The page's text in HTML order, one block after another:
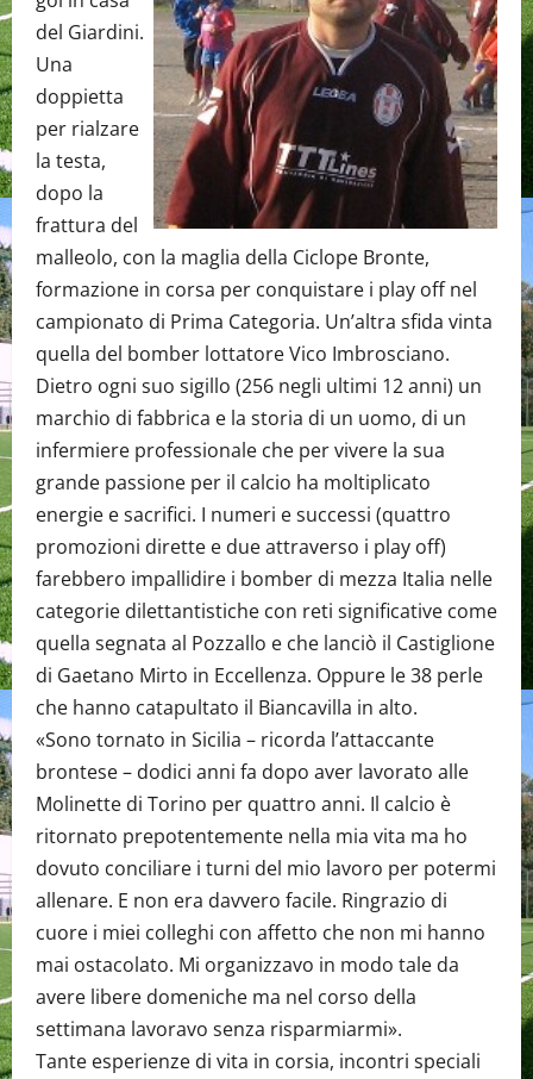
del Giardini.
Una
doppietta
per rialzare
la testa,
dopo la
frattura del
malleolo, con la maglia della Ciclope Bronte,
formazione in corsa per conquistare i play off nel
campionato di Prima Categoria. Un’altra sfida vinta
quella del bomber lottatore Vico Imbrosciano.
Dietro ogni suo sigillo (256 negli ultimi 12 anni) un
marchio di fabbrica e la storia di un uomo, di un
infermiere professionale che per vivere la sua
grande passione per il calcio ha moltiplicato
energie e sacrifici. I numeri e successi (quattro
promozioni dirette e due attraverso i play off)
farebbero impallidire i bomber di mezza Italia nelle
categorie dilettantistiche con reti significative come
quella segnata al Pozzallo e che lanciò il Castiglione
di Gaetano Mirto in Eccellenza. Oppure le 38 perle
che hanno catapultato il Biancavilla in alto.
«Sono tornato in Sicilia – ricorda l’attaccante
brontese – dodici anni fa dopo aver lavorato alle
Molinette di Torino per quattro anni. Il calcio è
ritornato prepotentemente nella mia vita ma ho
dovuto conciliare i turni del mio lavoro per potermi
allenare. E non era davvero facile. Ringrazio di
cuore i miei colleghi con affetto che non mi hanno
mai ostacolato. Mi organizzavo in modo tale da
avere libere domeniche ma nel corso della
settimana lavoravo senza risparmiarmi».
Tante esperienze di vita in corsia, incontri speciali